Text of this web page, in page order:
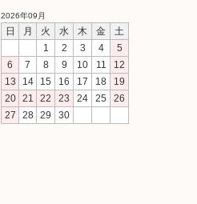
2026年09月
日 月 火 水 木 金
土
1
2 3 4
5
6
7 8 9 10 11
12
13
14 15 16 17 18
19
20
21 22 23 24 25
26
27
28 29 30